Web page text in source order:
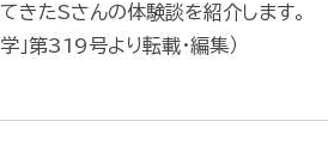
きたSさんの体験談を紹介します。
」第319号より転載・編集）